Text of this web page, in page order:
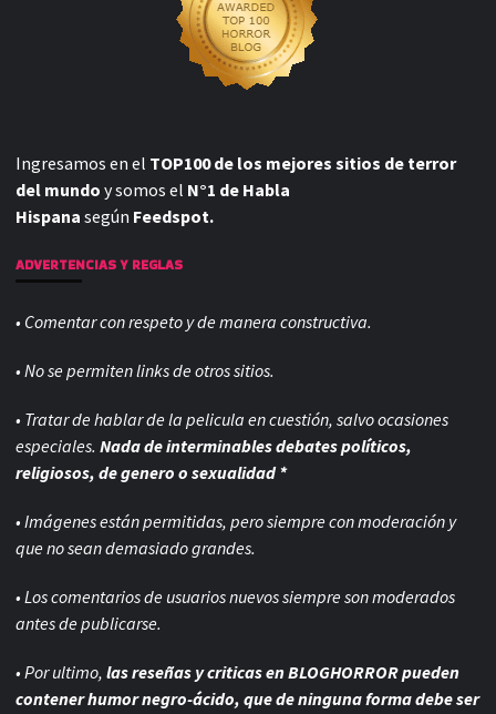
Ingresamos en el TOP100 de los mejores sitios de terror
del mundo y somos el N°1 de Habla
Hispana según Feedspot.
ADVERTENCIAS Y REGLAS
• Comentar con respeto y de manera constructiva.
• No se permiten links de otros sitios.
• Tratar de hablar de la pelicula en cuestión, salvo ocasiones
especiales. Nada de interminables debates políticos,
religiosos, de genero o sexualidad *
• Imágenes están permitidas, pero siempre conmoderación y
que no sean demasiado grandes.
• Los comentarios de usuarios nuevos siempre son moderados
antes de publicarse.
• Por ultimo, las reseñas y criticas en BLOGHORROR pueden
contener humor negro-ácido, que de ninguna forma debe ser